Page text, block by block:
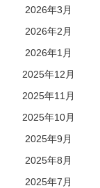
2026年3月
2026年2月
2026年1月
2025年12月
2025年11月
2025年10月
2025年9月
2025年8月
2025年7月